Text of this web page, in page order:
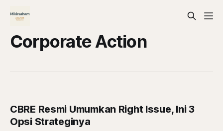
Corporate Action
CBRE Resmi Umumkan Right Issue, Ini 3
Opsi Strateginya